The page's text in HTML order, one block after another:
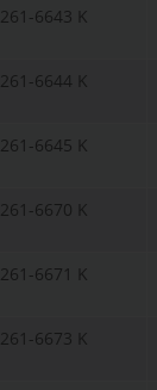
261-6643 K
261-6644 K
261-6645 K
261-6670 K
261-6671 K
261-6673 K